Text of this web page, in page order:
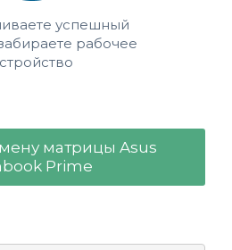
успешный
рабочее
матрицы Asus
Prime